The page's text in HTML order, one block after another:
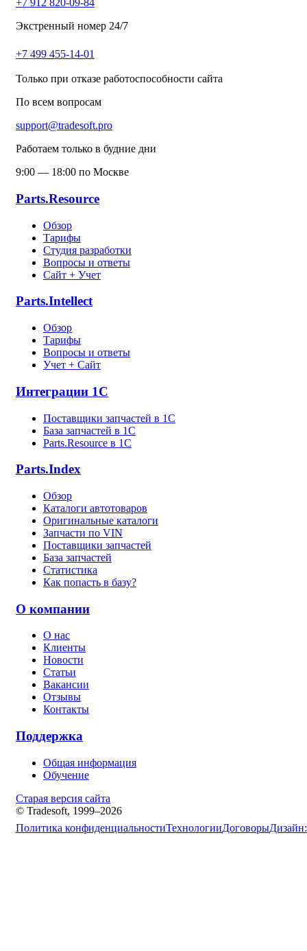
+7 912 820-09-84
Экстренный номер 24/7
+7 499 455-14-01
Только при отказе работоспособности сайта
По всем вопросам
support@tradesoft.pro
Работаем только в будние дни
9:00 — 18:00 по Москве
Parts.Resource
Обзор
Тарифы
Студия разработки
Вопросы и ответы
Сайт + Учет
Parts.Intellect
Обзор
Тарифы
Вопросы и ответы
Учет + Сайт
Интеграции 1С
Поставщики запчастей в 1C
База запчастей в 1С
Parts.Resource в 1C
Parts.Index
Обзор
Каталоги автотоваров
Оригинальные каталоги
Запчасти по VIN
Поставщики запчастей
База запчастей
Статистика
Как попасть в базу?
О компании
О нас
Клиенты
Новости
Статьи
Вакансии
Отзывы
Контакты
Поддержка
Общая информация
Обучение
Старая версия сайта
© Tradesoft, 1999–2026
Политика конфиденциальностиТехнологииДоговорыДизайн: